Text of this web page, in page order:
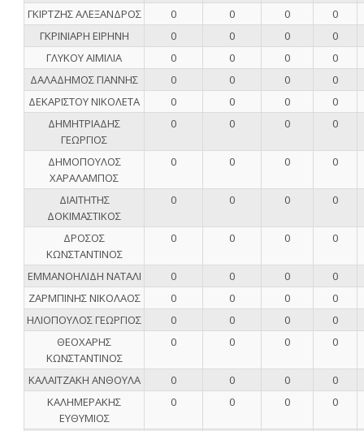
ΓΚΙΡΤΖΗΣ ΑΛΕΞΑΝΔΡΟΣ 0 0 0
0
ΓΚΡΙΝΙΑΡΗ ΕΙΡΗΝΗ
0 0 0
0
ΓΛΥΚΟΥ ΑΙΜΙΛΙΑ
0 0 0
0
ΔΑΛΑΔΗΜΟΣ ΓΙΑΝΝΗΣ
0 0 0
0
ΔΕΚΑΡΙΣΤΟΥ ΝΙΚΟΛΕΤΑ
0 0 0
0
ΔΗΜΗΤΡΙΑΔΗΣ
ΓΕΩΡΓΙΟΣ
0 0 0 0
ΔΗΜΟΠΟΥΛΟΣ
ΧΑΡΑΛΑΜΠΟΣ
0 0 0 0
ΔΙΑΙΤΗΤΗΣ
ΔΟΚΙΜΑΣΤΙΚΟΣ
0 0 0 0
ΔΡΟΣΟΣ
ΚΩΝΣΤΑΝΤΙΝΟΣ
0 0 0 0
ΕΜΜΑΝΟΗΛΙΔΗ ΝΑΤΑΛΙ 0 0 0
0
ΖΑΡΜΠΙΝΗΣ ΝΙΚΟΛΑΟΣ
0 0 0
0
ΗΛΙΟΠΟΥΛΟΣ ΓΕΩΡΓΙΟΣ
0 0 0
0
ΘΕΟΧΑΡΗΣ
ΚΩΝΣΤΑΝΤΙΝΟΣ
0 0 0 0
ΚΑΛΑΪΤΖΑΚΗ ΑΝΘΟΥΛΑ 0 0 0
0
ΚΑΛΗΜΕΡΑΚΗΣ
ΕΥΘΥΜΙΟΣ
0 0 0 0